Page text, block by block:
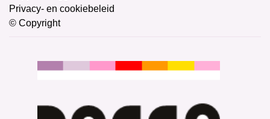
Privacy- en cookiebeleid
© Copyright